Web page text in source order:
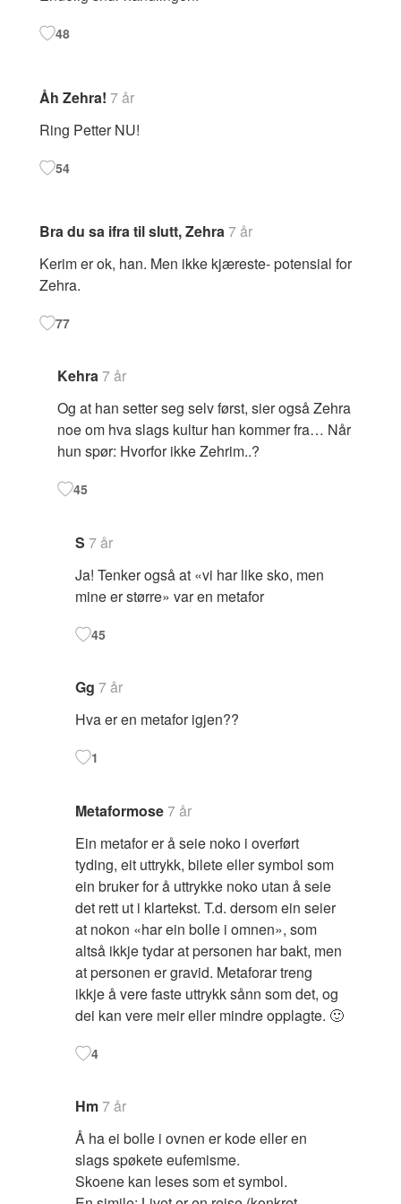
48
Åh Zehra! 7 år
Ring Petter NU!
54
Bra du sa ifra til slutt, Zehra7 år
Kerim er ok, han. Men ikke kjæreste- potensial for
Zehra.
77
Kehra7 år
Og at han setter seg selv først, sier også Zehra
noe om hva slags kultur han kommer fra… Når
hun spør: Hvorfor ikke Zehrim..?
45
S 7 år
Ja! Tenker også at «vi har like sko, men
mine er større» var en metafor
45
Gg 7 år
Hva er en metafor igjen??
1
Metaformose7 år
Ein metafor er å seie noko i overført
tyding, eit uttrykk, bilete eller symbol som
ein bruker for å uttrykke noko utan å seie
det rett ut i klartekst. T.d. dersom ein seier
at nokon «har ein bolle i omnen», som
altså ikkje tydar at personen har bakt, men
at personen er gravid. Metaforar treng
ikkje å vere faste uttrykk sånn som det, og
dei kan vere meir eller mindre opplagte. 🙂
4
Hm7 år
Å ha ei bolle i ovnen er kode eller en
slags spøkete eufemisme.
Skoene kan leses som et symbol.